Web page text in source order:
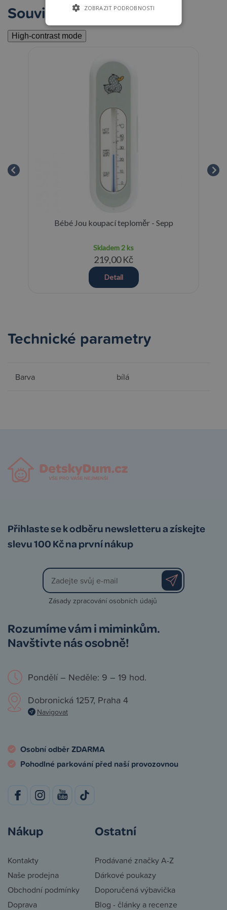
Související
High-contrast mode
Bébé Jou koupací teploměr - Sepp
Skladem 2 ks
219,00 Kč
Detail
Technické parametry
Barva bílá
Přihlaste se k odběru newsletteru a získejte
slevu 100 Kč na první nákup
Zásady zpracování osobních údajů
Rozumíme vám i miminkům.
Navštivte nás osobně!
Pondělí – Neděle: 9 – 19 hod.
Dobronická 1257, Praha 4
Navigovat
Osobní odběr ZDARMA
Pohodlné parkování před naší provozovnou
Nákup
Kontakty
Naše prodejna
Obchodní podmínky
Doprava
Ostatní
Prodávané značky A-Z
Dárkové poukazy
Doporučená výbavička
Blog - články a recenze
ZOBRAZIT PODROBNOSTI